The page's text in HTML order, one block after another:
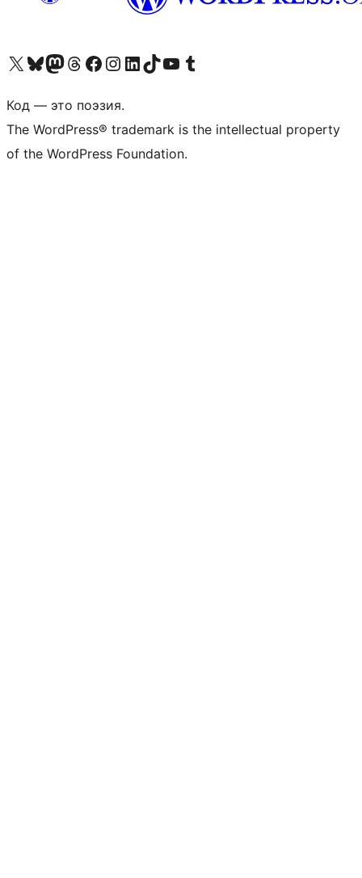
Посетите нас в X (ранее Twitter)
Посетите нашу учётную запись в Bluesky
Посетите нашу ленту в Mastodon
Посетите нашу учётную запись в Threads
Посетите нашу страницу на Facebook
Посетите наш Instagram
Посетите нашу страницу в LinkedIn
Посетите нашу учётную запись в TikTok
Посетите наш канал YouTube
Посетите нашу учётную запись в Tumblr
Код — это поэзия.
The WordPress® trademark is the intellectual property
of the WordPress Foundation.